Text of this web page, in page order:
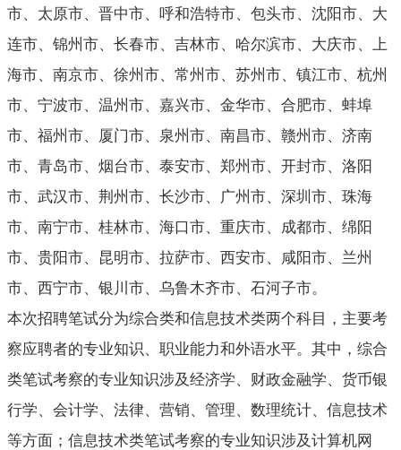
市、太原市、晋中市、呼和浩特市、包头市、沈阳市、大
连市、锦州市、长春市、吉林市、哈尔滨市、大庆市、上
海市、南京市、徐州市、常州市、苏州市、镇江市、杭州
市、宁波市、温州市、嘉兴市、金华市、合肥市、蚌埠
市、福州市、厦门市、泉州市、南昌市、赣州市、济南
市、青岛市、烟台市、泰安市、郑州市、开封市、洛阳
市、武汉市、荆州市、长沙市、广州市、深圳市、珠海
市、南宁市、桂林市、海口市、重庆市、成都市、绵阳
市、贵阳市、昆明市、拉萨市、西安市、咸阳市、兰州
市、西宁市、银川市、乌鲁木齐市、石河子市。
本次招聘笔试分为综合类和信息技术类两个科目 ，主要考
察应聘者的专业知识、职业能力和外语水平。其中，综合
类笔试考察的专业知识涉及经济学、财政金融学、货币银
行学、会计学、法律、营销、管理、数理统计、信息技术
等方面；信息技术类笔试考察的专业知识涉及计算机网